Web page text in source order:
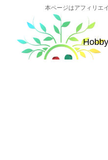
本ページはアフィリエ